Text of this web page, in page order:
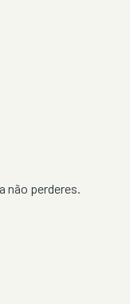
não perderes.